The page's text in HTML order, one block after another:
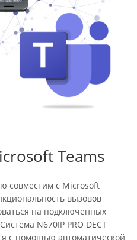
Teams
совместим с Microsoft
вызовов
на подключенных
N670IP PRO DECT
с помощью автоматической